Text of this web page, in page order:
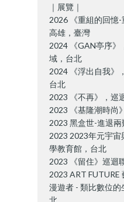
｜展覽｜
2026 《重組的回憶-
高雄，臺灣
2024 《GAN亭序》
域，台北
2024 《浮出自我》
台北
2023 《不再》，巡
2023 《基隆潮時尚
2023 黑盒世-進退
2023 2023年元宇
學教育館，台北
2023 《留住》巡迴
2023 ART
漫遊者 - 類比數位
北